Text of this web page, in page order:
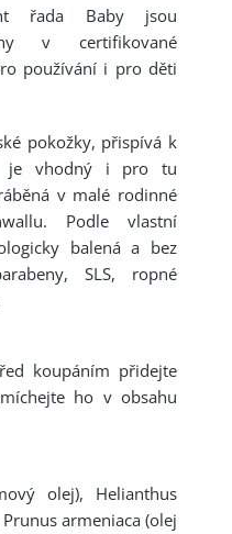
řada Baby jsou
v certifikované
používání i pro děti
pokožky, přispívá k
je vhodný i pro tu
v malé rodinné
Podle vlastní
balená a bez
SLS, ropné
koupáním přidejte
ho v obsahu
olej), Helianthus
armeniaca (olej